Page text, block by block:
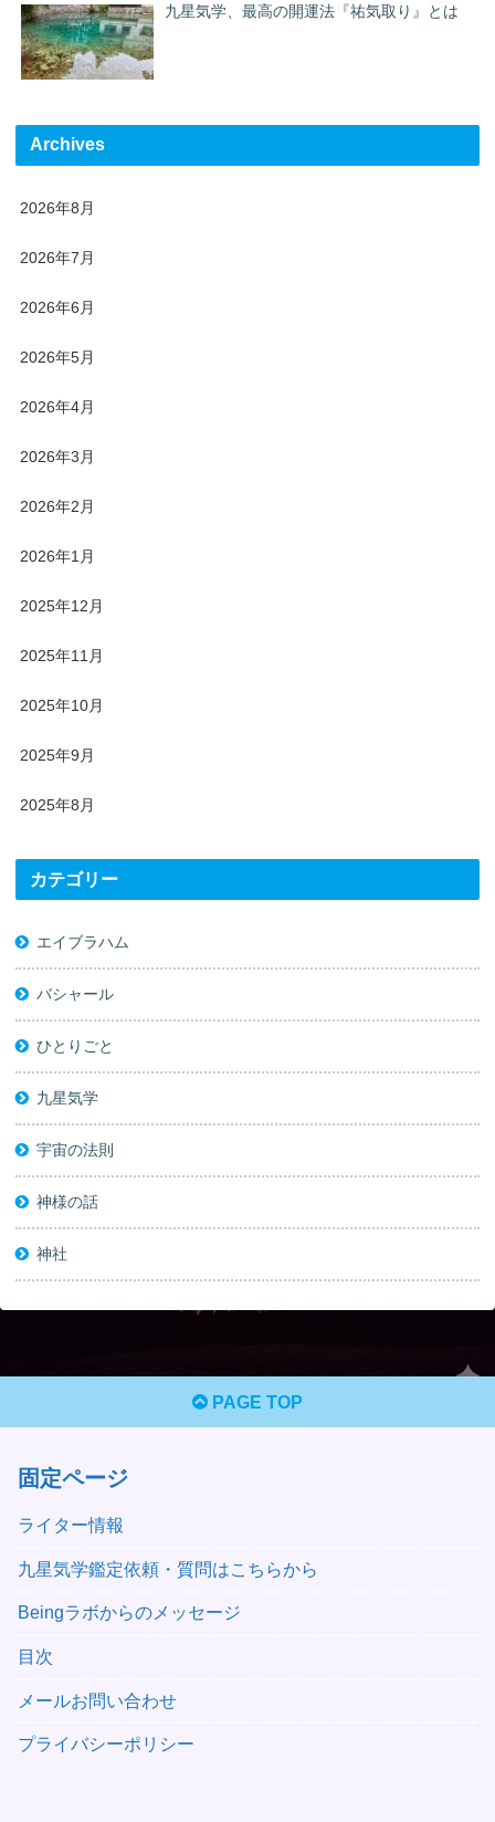
九星気学、最高の開運法『祐気取り』とは
Archives
2026年8月
2026年7月
2026年6月
2026年5月
2026年4月
2026年3月
2026年2月
2026年1月
2025年12月
2025年11月
2025年10月
2025年9月
2025年8月
カテゴリー
エイブラハム
バシャール
ひとりごと
九星気学
宇宙の法則
神様の話
神社
PAGE TOP
固定ページ
ライター情報
九星気学鑑定依頼・質問はこちらから
Beingラボからのメッセージ
目次
メールお問い合わせ
プライバシーポリシー